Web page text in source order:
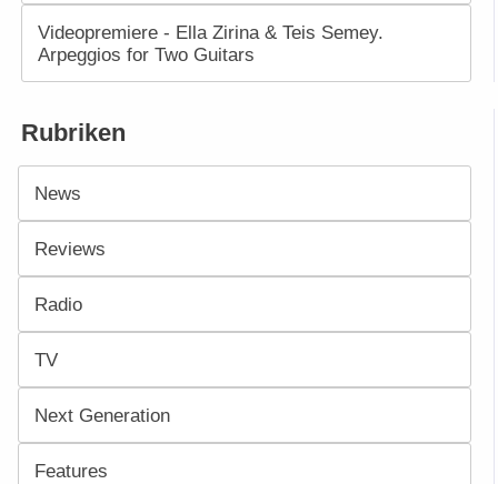
Videopremiere - Ella Zirina & Teis Semey.
Arpeggios for Two Guitars
Rubriken
News
Reviews
Radio
TV
Next Generation
Features